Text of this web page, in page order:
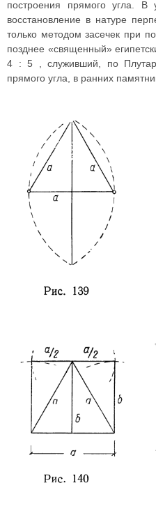
построения прямого угла. В
восстановление в натуре
только методом засечек при
позднее «священный»
4 : 5 , служивший, по
прямого угла, в ранних